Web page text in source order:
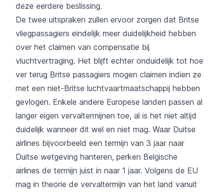
deze eerdere beslissing.
De twee uitspraken zullen ervoor zorgen dat Britse
vliegpassagiers eindelijk meer duidelijkheid hebben
over het claimen van compensatie bij
vluchtvertraging. Het blijft echter onduidelijk tot hoe
ver terug Britse passagiers mogen claimen indien ze
met een niet-Britse luchtvaartmaatschappij hebben
gevlogen. Enkele andere Europese landen passen al
langer eigen vervaltermijnen toe, al is het niet altijd
duidelijk wanneer dit wel en niet mag. Waar Duitse
airlines bijvoorbeeld een termijn van 3 jaar naar
Duitse wetgeving hanteren, perken Belgische
airlines de termijn juist in naar 1 jaar. Volgens de EU
mag in theorie de vervaltermijn van het land vanuit